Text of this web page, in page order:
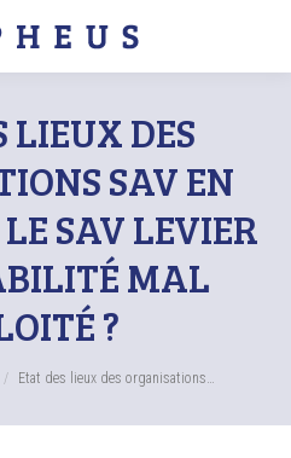
LIEUX DES
SAV EN
SAV LEVIER
MAL
?
Etat des lieux des organisations…